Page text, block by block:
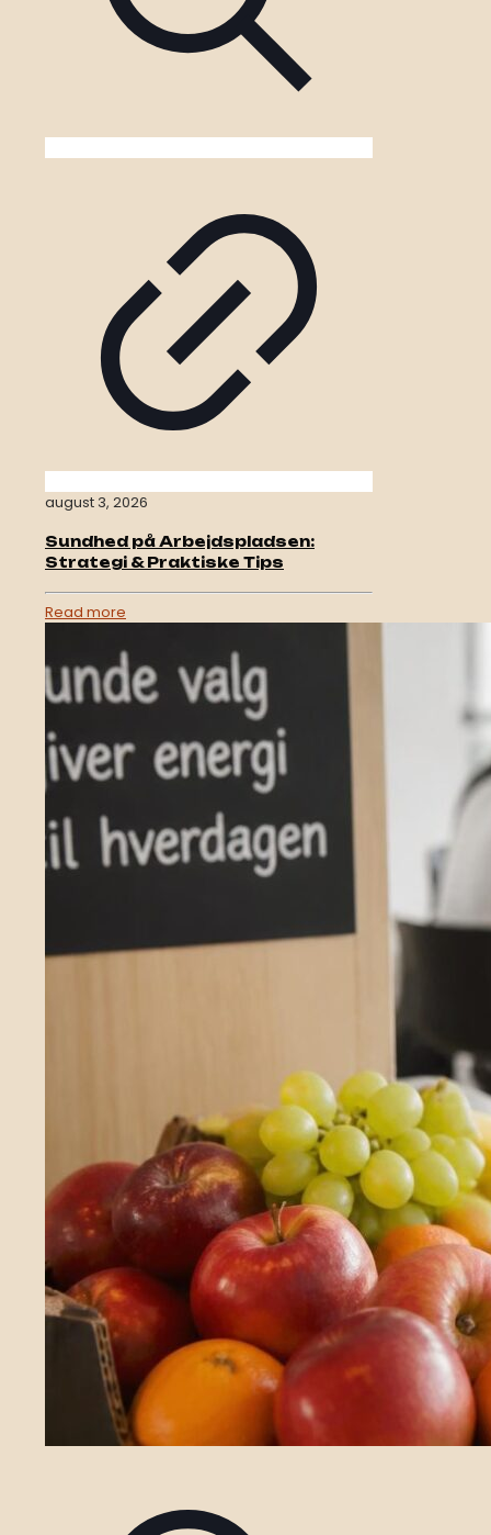
august 3, 2026
Sundhed på Arbejdspladsen:
Strategi & Praktiske Tips
Read more